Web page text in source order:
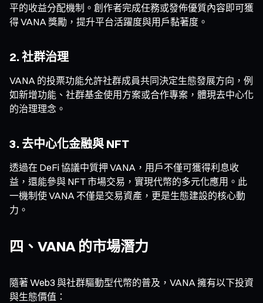
平的收益分配機制。創作者完成任務或發佈優質內容即可獲
得 VANA 獎勵，提升平台活躍度與用戶黏著度。
2. 社群治理
VANA 的投票功能允許社群成員共同決定生態發展方向，例
如新增功能、社群基金使用方案或合作專案，體現去中心化
的治理理念。
3. 去中心化金融與 NFT
透過在 DeFi 協議中質押 VANA，用戶不僅可獲得利息收
益，還能參與 NFT 市場交易，實現代幣的多元化應用。此
一機制使 VANA 不僅是交易資產，更是生態建設的核心動
力。
四、VANA 的市場潛力
隨著 Web3 與社群驅動型代幣的普及，VANA 擁有以下投資
與生態價值：